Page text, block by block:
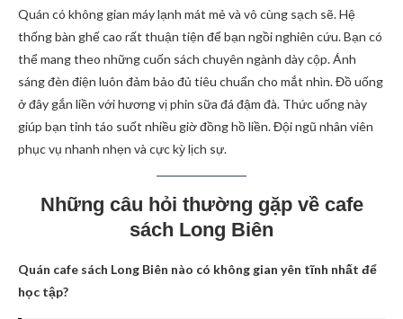
Quán có không gian máy lạnh mát mẻ và vô cùng sạch sẽ. Hệ
thống bàn ghế cao rất thuận tiện để bạn ngồi nghiên cứu. Bạn có
thể mang theo những cuốn sách chuyên ngành dày cộp. Ánh
sáng đèn điện luôn đảm bảo đủ tiêu chuẩn cho mắt nhìn. Đồ uống
ở đây gắn liền với hương vị phin sữa đá đậm đà. Thức uống này
giúp bạn tỉnh táo suốt nhiều giờ đồng hồ liền. Đội ngũ nhân viên
phục vụ nhanh nhẹn và cực kỳ lịch sự.
Những câu hỏi thường gặp về cafe
sách Long Biên
Quán cafe sách Long Biên nào có không gian yên tĩnh nhất để
học tập?